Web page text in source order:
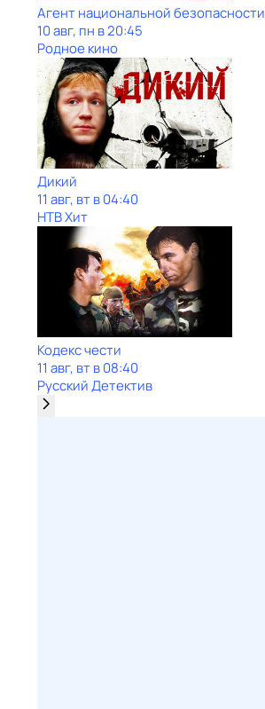
Агент национальной безопасности
10 авг, пн в 20:45
Родное кино
Дикий
11 авг, вт в 04:40
НТВ Хит
Кодекс чести
11 авг, вт в 08:40
Русский Детектив